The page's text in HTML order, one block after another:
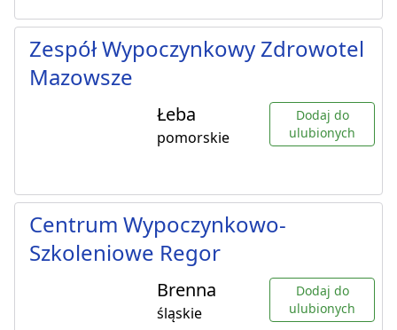
Zespół Wypoczynkowy Zdrowotel
Mazowsze
Łeba
pomorskie
Dodaj do
ulubionych
Centrum Wypoczynkowo-
Szkoleniowe Regor
Brenna
śląskie
Dodaj do
ulubionych